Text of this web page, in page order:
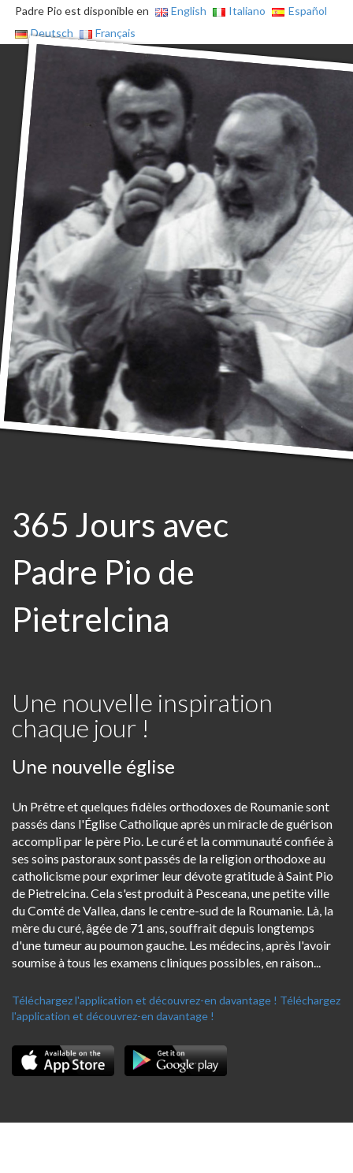
Padre Pio est disponible en English Italiano
Español
Deutsch
Français
365 Jours avec
Padre Pio de
Pietrelcina
Une nouvelle inspiration
chaque jour !
Une nouvelle église
Un Prêtre et quelques fidèles orthodoxes de Roumanie sont
passés dans l'Église Catholique après un miracle de guérison
accompli par le père Pio. Le curé et la communauté confiée à
ses soins pastoraux sont passés de la religion orthodoxe au
catholicisme pour exprimer leur dévote gratitude à Saint Pio
de Pietrelcina. Cela s'est produit à Pesceana, une petite ville
du Comté de Vallea, dans le centre-sud de la Roumanie. Là, la
mère du curé, âgée de 71 ans, souffrait depuis longtemps
d'une tumeur au poumon gauche. Les médecins, après l'avoir
soumise à tous les examens cliniques possibles, en raison...
Téléchargez l'application et découvrez-en davantage ! Téléchargez
l'application et découvrez-en davantage !